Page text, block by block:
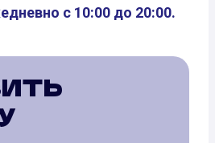
с 10:00 до 20:00.